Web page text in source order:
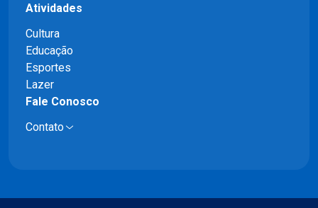
Atividades
Cultura
Educação
Esportes
Lazer
Fale Conosco
Contato